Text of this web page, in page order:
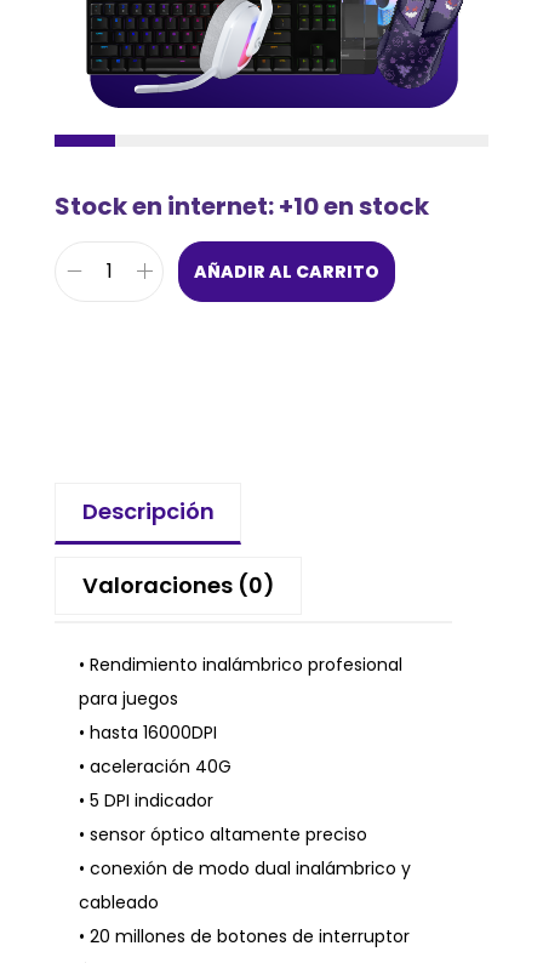
Stock en internet: +10 en stock
AÑADIR AL CARRITO
Descripción
Valoraciones (0)
• Rendimiento inalámbrico profesional
para juegos
• hasta 16000DPI
• aceleración 40G
• 5 DPI indicador
• sensor óptico altamente preciso
• conexión de modo dual inalámbrico y
cableado
• 20 millones de botones de interruptor